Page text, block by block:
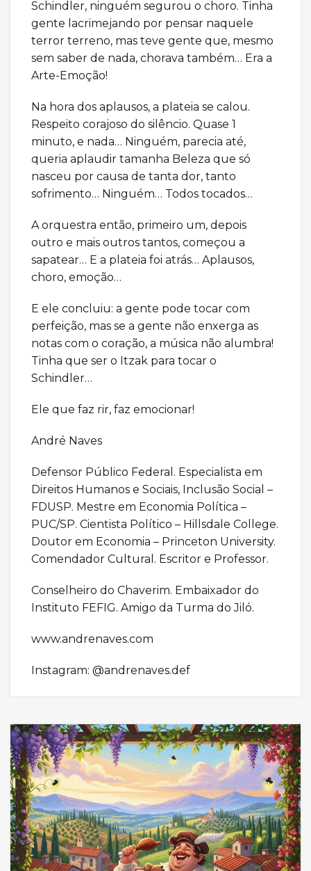
Schindler, ninguém segurou o choro. Tinha
gente lacrimejando por pensar naquele
terror terreno, mas teve gente que, mesmo
sem saber de nada, chorava também… Era a
Arte-Emoção!
Na hora dos aplausos, a plateia se calou.
Respeito corajoso do silêncio. Quase 1
minuto, e nada… Ninguém, parecia até,
queria aplaudir tamanha Beleza que só
nasceu por causa de tanta dor, tanto
sofrimento… Ninguém… Todos tocados…
A orquestra então, primeiro um, depois
outro e mais outros tantos, começou a
sapatear… E a plateia foi atrás… Aplausos,
choro, emoção…
E ele concluiu: a gente pode tocar com
perfeição, mas se a gente não enxerga as
notas com o coração, a música não alumbra!
Tinha que ser o Itzak para tocar o
Schindler…
Ele que faz rir, faz emocionar!
André Naves
Defensor Público Federal. Especialista em
Direitos Humanos e Sociais, Inclusão Social –
FDUSP. Mestre em Economia Política –
PUC/SP. Cientista Político – Hillsdale College.
Doutor em Economia – Princeton University.
Comendador Cultural. Escritor e Professor.
Conselheiro do Chaverim. Embaixador do
Instituto FEFIG. Amigo da Turma do Jiló.
www.andrenaves.com
Instagram: @andrenaves.def